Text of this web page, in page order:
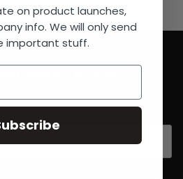
BRABO HOCKEY
on product launches,
info. We will only send
important stuff.